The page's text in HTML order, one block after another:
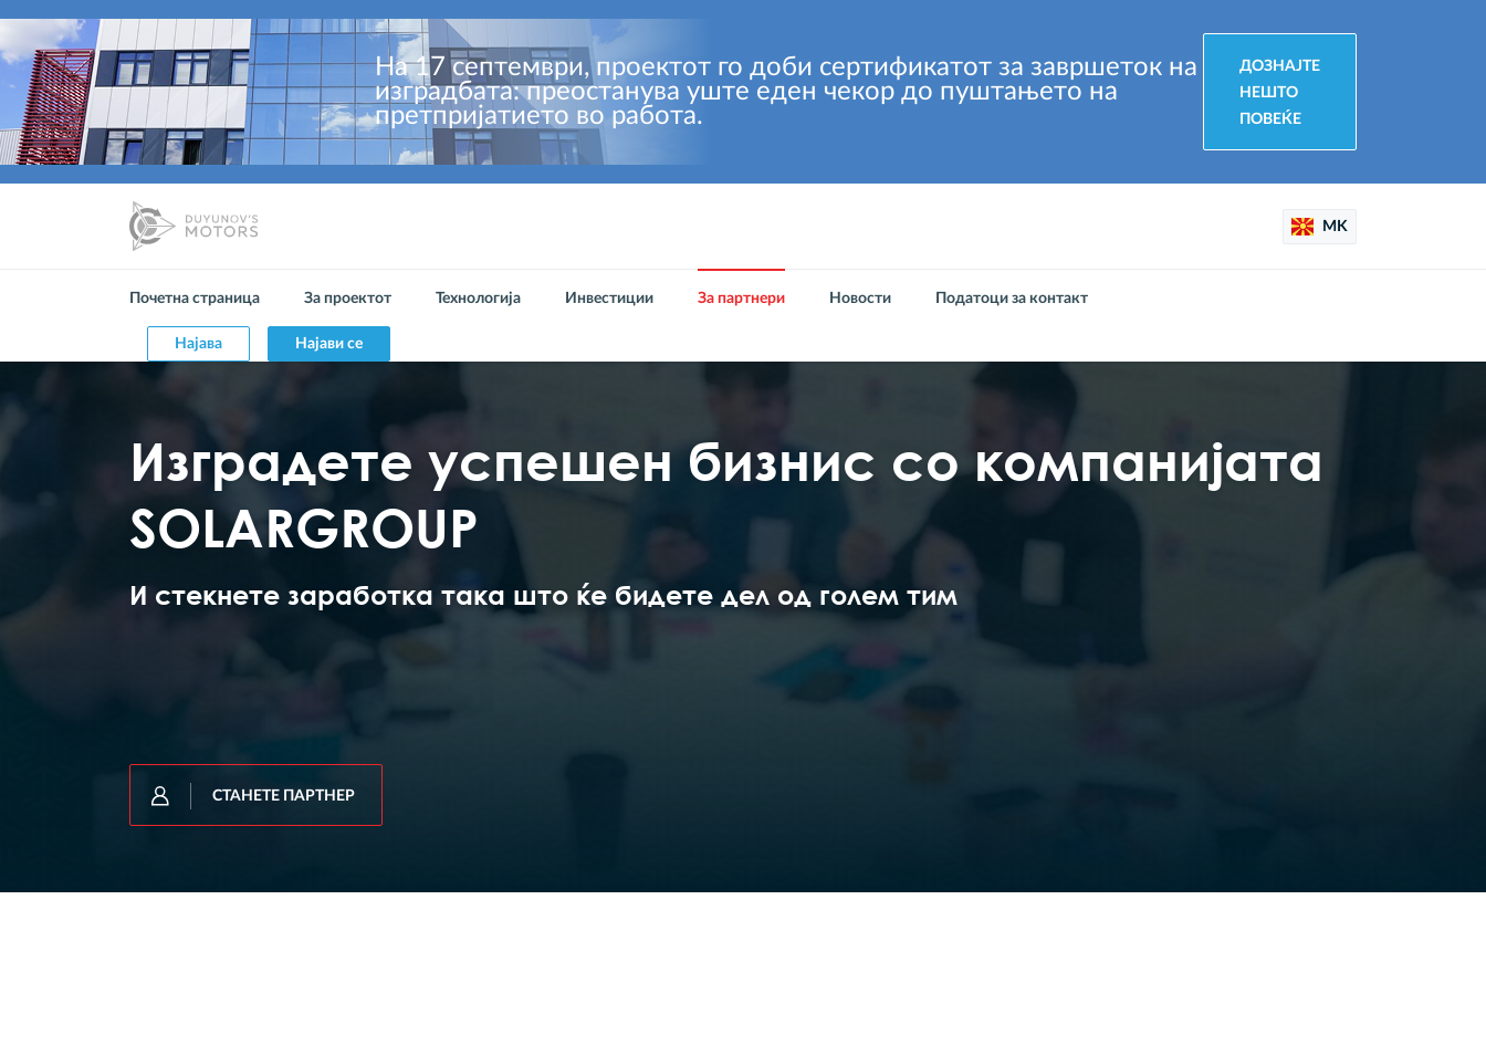
На 17 септември, проектот го доби сертификатот за завршеток на
изградбата: преостанува уште еден чекор до пуштањето на
претпријатието во работа.
ДОЗНАЈТЕ
НЕШТО
ПОВЕЌЕ
MK
Почетна страница За проектот Технологија Инвестиции За партнери Новости Податоци за контакт
Најава Најави се
Изградете успешен бизнис со компанијата
SOLARGROUP
И стекнете заработка така што ќе бидете дел од голем тим
СТАНЕТЕ ПАРТНЕР